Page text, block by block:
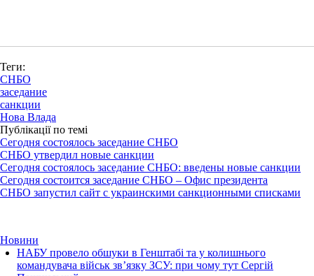
Теги:
СНБО
заседание
санкции
Нова Влада
Публікації по темі
Сегодня состоялось заседание СНБО
СНБО утвердил новые санкции
Сегодня состоялось заседание СНБО: введены новые санкции
Сегодня состоится заседание СНБО – Офис президента
СНБО запустил сайт с украинскими санкционными списками
Новини
НАБУ провело обшуки в Генштабі та у колишнього
командувача військ зв’язку ЗСУ: при чому тут Сергій